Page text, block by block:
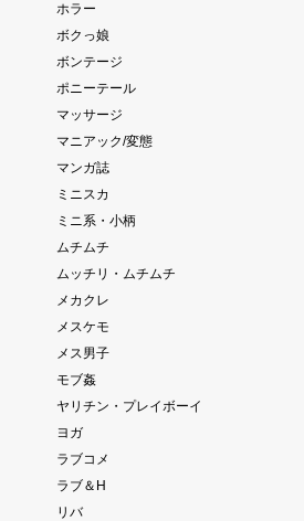
ホラー
ボクっ娘
ボンテージ
ポニーテール
マッサージ
マニアック/変態
マンガ誌
ミニスカ
ミニ系・小柄
ムチムチ
ムッチリ・ムチムチ
メカクレ
メスケモ
メス男子
モブ姦
ヤリチン・プレイボーイ
ヨガ
ラブコメ
ラブ＆H
リバ